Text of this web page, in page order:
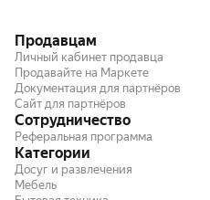
Продавцам
Личный кабинет продавца
Продавайте на Маркете
Документация для партнёров
Сайт для партнёров
Сотрудничество
Реферальная программа
Категории
Досуг и развлечения
Мебель